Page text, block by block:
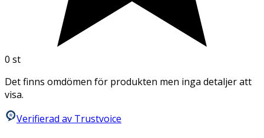
0 st
Det finns omdömen för produkten men inga detaljer att
visa.
Verifierad av Trustvoice